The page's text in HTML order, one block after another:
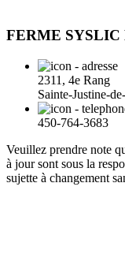
FERME SYSLIC
2311, 4e Rang
Sainte-Justine-
450-764-3683
Veuillez prendre note
à jour sont sous la
sujette à changement